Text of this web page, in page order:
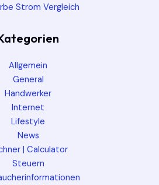
Strom Vergleich
Allgemein
General
Handwerker
Internet
Lifestyle
News
| Calculator
Steuern